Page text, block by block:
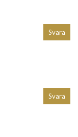
Svara
Svara